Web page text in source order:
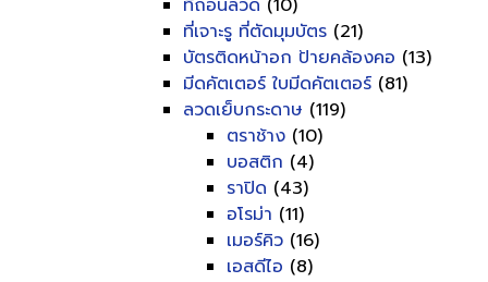
ที่ถอนลวด (10)
ที่เจาะรู ที่ตัดมุมบัตร (21)
บัตรติดหน้าอก ป้ายคล้องคอ (13)
มีดคัตเตอร์ ใบมีดคัตเตอร์ (81)
ลวดเย็บกระดาษ (119)
ตราช้าง (10)
บอสติก (4)
ราปิด (43)
อโรม่า (11)
เมอร์คิว (16)
เอสดีไอ (8)